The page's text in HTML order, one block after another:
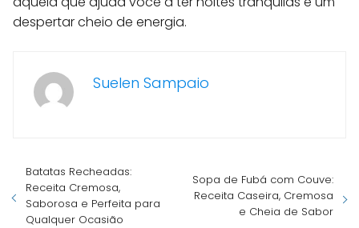
despertar cheio de energia.
Suelen Sampaio
Batatas Recheadas:
Receita Cremosa,
Saborosa e Perfeita para
Qualquer Ocasião
Sopa de Fubá com Couve:
Receita Caseira, Cremosa
e Cheia de Sabor